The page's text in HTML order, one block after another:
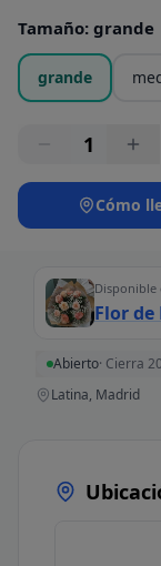
Tamaño: grande
grande
1
Cómo
Disponible
Flor de
Abierto· Cierra
Latina, Madrid